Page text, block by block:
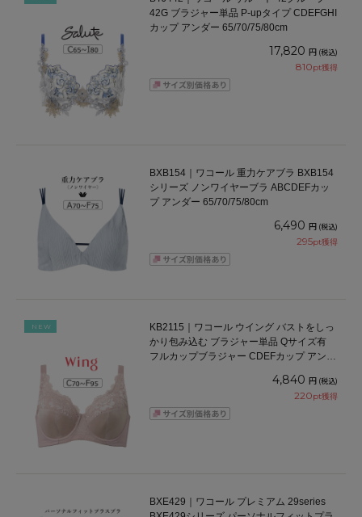
42G ブラジャー単品 P-upタイプ CDEFGHI
カップ アンダー 65/70/75/80cm
17,820 円 (税込)
810pt獲得
BXB154｜ワコール 重力ケアブラ BXB154
シリーズ ノンワイヤーブラ ABCDEFカッ
プ アンダー 65/70/75/80cm
6,490 円 (税込)
295pt獲得
NEW
KB2115｜ワコール ウイング バストをしっ
かり包み込む ブラジャー単品 Qサイズ有
フルカップブラジャー CDEFカップ アンダ
4,840 円 (税込)
220pt獲得
BXE429｜ワコール プレミアム 29series